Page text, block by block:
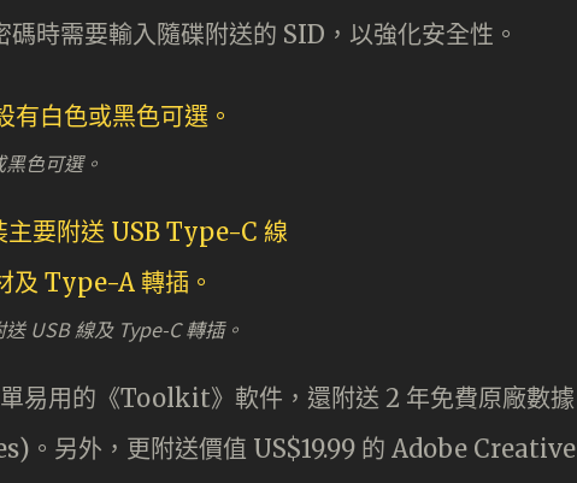
時需要輸入隨碟附送的 SID，以強化安全性。
色可選。
USB 線及 Type-C 轉插。
易用的《Toolkit》軟件，還附送 2 年免費原廠數據
。另外，更附送價值 US$19.99 的 Adobe Creative